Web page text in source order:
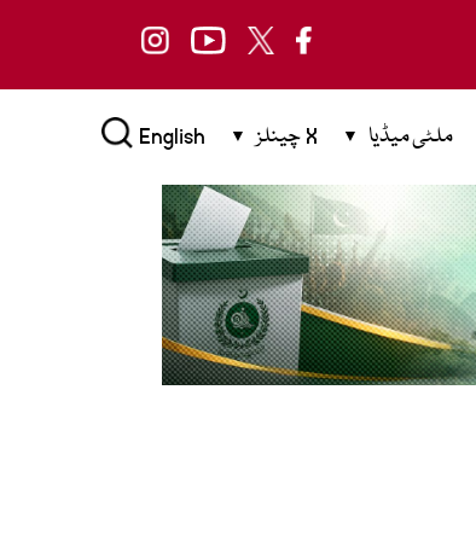
ملٹی میڈیا X چینلز English